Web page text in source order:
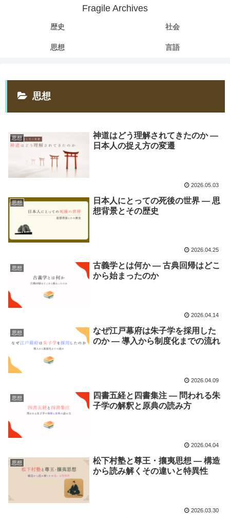
Fragile Archives
歴史 社会
思想 言語
思想
思想
神道はどう理解されてきたのか ―
日本人の捉え方の変遷
2026.05.03
思想
日本人にとっての死後の世界 ― 思
想背景とその歴史
2026.04.25
思想
古義学とは何か ― 古典回帰はどこ
から始まったのか
2026.04.14
思想
なぜ江戸幕府は朱子学を採用した
のか ― 導入から制度化までの流れ
2026.04.09
思想
四書五経と四書集注 ― 問われる朱
子学の解釈と原典の読み方
2026.04.04
思想
松下村塾と尊王・攘夷思想 ― 構造
から読み解くその違いと特異性
2026.03.30